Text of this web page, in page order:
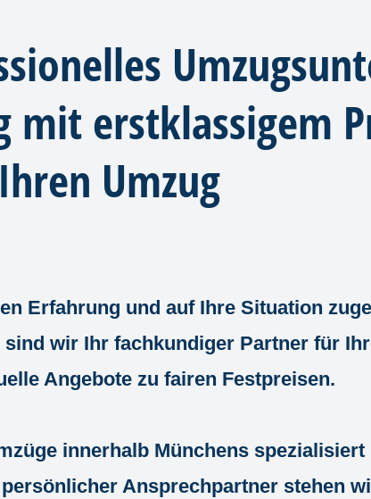
mit erstklassigem
Umzug
Erfahrung und auf Ihre Situation
wir Ihr fachkundiger Partner für
Angebote zu fairen Festpreisen.
innerhalb Münchens
Ansprechpartner stehen